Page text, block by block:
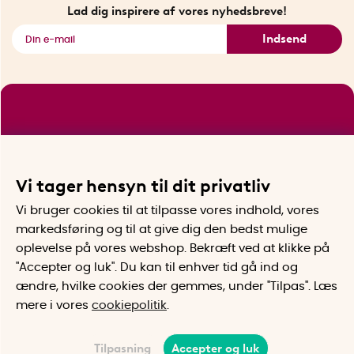
Se alle smarte produkter
Lad dig inspirere af vores nyhedsbreve!
Indsend
Vi tager hensyn til dit privatliv
Vi bruger cookies til at tilpasse vores indhold, vores
markedsføring og til at give dig den bedst mulige
oplevelse på vores webshop. Bekræft ved at klikke på
"Accepter og luk". Du kan til enhver tid gå ind og
ændre, hvilke cookies der gemmes, under "Tilpas". Læs
mere i vores cookiepolitik
Tilpasning Accepter og luk